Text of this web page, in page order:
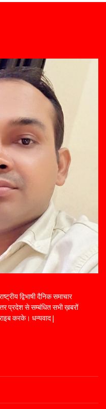
द्विभाषी दैनिक समाचार
प्रदेश से सम्बंधित सभी ख़बरों
करके। धन्यवाद |